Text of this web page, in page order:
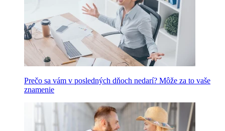
Prečo sa vám v posledných dňoch nedarí? Môže za to vaše
znamenie